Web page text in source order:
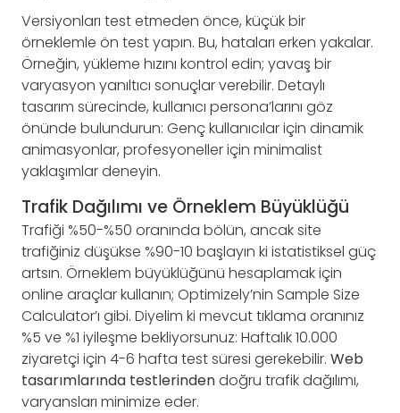
Versiyonları test etmeden önce, küçük bir
örneklemle ön test yapın. Bu, hataları erken yakalar.
Örneğin, yükleme hızını kontrol edin; yavaş bir
varyasyon yanıltıcı sonuçlar verebilir. Detaylı
tasarım sürecinde, kullanıcı persona’larını göz
önünde bulundurun: Genç kullanıcılar için dinamik
animasyonlar, profesyoneller için minimalist
yaklaşımlar deneyin.
Trafik Dağılımı ve Örneklem Büyüklüğü
Trafiği %50-%50 oranında bölün, ancak site
trafiğiniz düşükse %90-10 başlayın ki istatistiksel güç
artsın. Örneklem büyüklüğünü hesaplamak için
online araçlar kullanın; Optimizely’nin Sample Size
Calculator’ı gibi. Diyelim ki mevcut tıklama oranınız
%5 ve %1 iyileşme bekliyorsunuz: Haftalık 10.000
ziyaretçi için 4-6 hafta test süresi gerekebilir. Web
tasarımlarında testlerindendoğru trafik dağılımı,
varyansları minimize eder.